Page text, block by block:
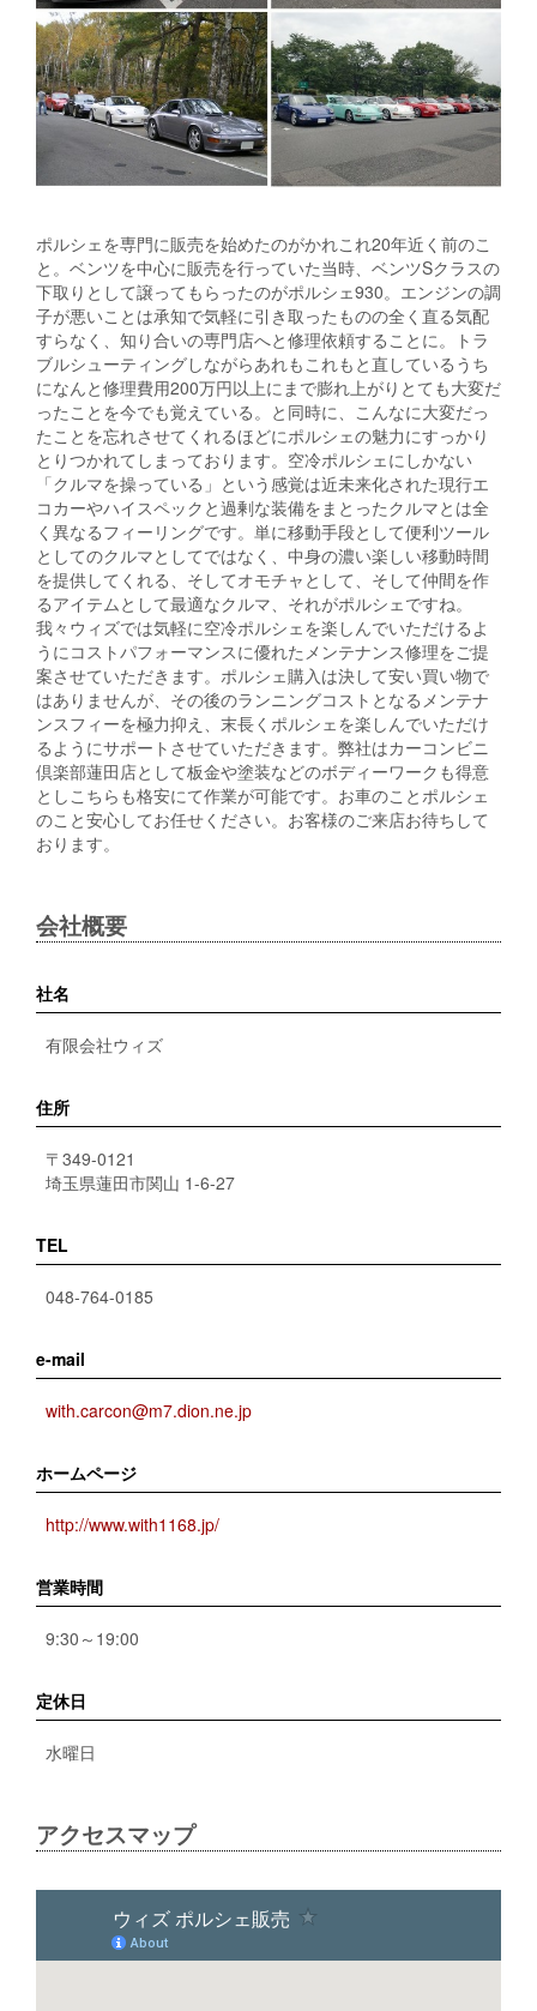
ポルシェを専門に販売を始めたのがかれこれ20年近く前のこ
と。ベンツを中心に販売を行っていた当時、ベンツSクラスの
下取りとして譲ってもらったのがポルシェ930。エンジンの調
子が悪いことは承知で気軽に引き取ったものの全く直る気配
すらなく、知り合いの専門店へと修理依頼することに。トラ
ブルシューティングしながらあれもこれもと直しているうち
になんと修理費用200万円以上にまで膨れ上がりとても大変だ
ったことを今でも覚えている。と同時に、こんなに大変だっ
たことを忘れさせてくれるほどにポルシェの魅力にすっかり
とりつかれてしまっております。空冷ポルシェにしかない
「クルマを操っている」という感覚は近未来化された現行エ
コカーやハイスペックと過剰な装備をまとったクルマとは全
く異なるフィーリングです。単に移動手段として便利ツール
としてのクルマとしてではなく、中身の濃い楽しい移動時間
を提供してくれる、そしてオモチャとして、そして仲間を作
るアイテムとして最適なクルマ、それがポルシェですね。
我々ウィズでは気軽に空冷ポルシェを楽しんでいただけるよ
うにコストパフォーマンスに優れたメンテナンス修理をご提
案させていただきます。ポルシェ購入は決して安い買い物で
はありませんが、その後のランニングコストとなるメンテナ
ンスフィーを極力抑え、末長くポルシェを楽しんでいただけ
るようにサポートさせていただきます。弊社はカーコンビニ
倶楽部蓮田店として板金や塗装などのボディーワークも得意
としこちらも格安にて作業が可能です。お車のことポルシェ
のこと安心してお任せください。お客様のご来店お待ちして
おります。
会社概要
社名
有限会社ウィズ
住所
〒349-0121
埼玉県蓮田市関山 1-6-27
TEL
048-764-0185
e-mail
with.carcon@m7.dion.ne.jp
ホームページ
http://www.with1168.jp/
営業時間
9:30～19:00
定休日
水曜日
アクセスマップ